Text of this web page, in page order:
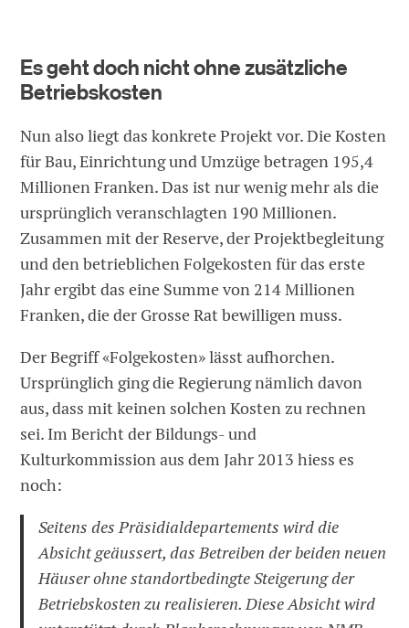
Es geht doch nicht ohne zusätzliche
Betriebskosten
Nun also liegt das konkrete Projekt vor. Die Kosten
für Bau, Einrichtung und Umzüge betragen 195,4
Millionen Franken. Das ist nur wenig mehr als die
ursprünglich veranschlagten 190 Millionen.
Zusammen mit der Reserve, der Projektbegleitung
und den betrieblichen Folgekosten für das erste
Jahr ergibt das eine Summe von 214 Millionen
Franken, die der Grosse Rat bewilligen muss.
Der Begriff «Folgekosten» lässt aufhorchen.
Ursprünglich ging die Regierung nämlich davon
aus, dass mit keinen solchen Kosten zu rechnen
sei. Im Bericht der Bildungs- und
Kulturkommission aus dem Jahr 2013 hiess es
noch:
Seitens des Präsidialdepartements wird die
Absicht geäussert, das Betreiben der beiden neuen
Häuser ohne standortbedingte Steigerung der
Betriebskosten zu realisieren. Diese Absicht wird